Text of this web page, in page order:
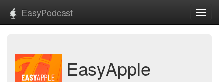
EasyPodcast
EasyApple